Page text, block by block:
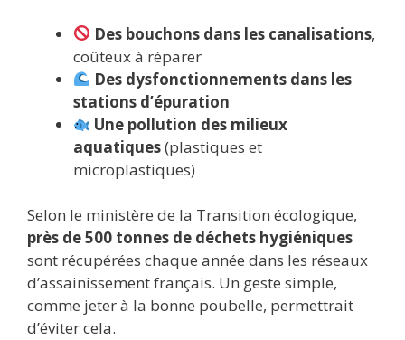
Des bouchons dans les canalisations,
coûteux à réparer
Des dysfonctionnements dans les
stations d’épuration
Une pollution des milieux
aquatiques(plastiques et
microplastiques)
Selon le ministère de la Transition écologique,
près de 500 tonnes de déchets hygiéniques
sont récupérées chaque année dans les réseaux
d’assainissement français. Un geste simple,
comme jeter à la bonne poubelle, permettrait
d’éviter cela.